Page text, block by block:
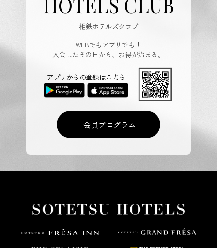
相鉄ホテルズクラブ
WEBでもアプリでも！
入会したその日から、お得が始まる。
会員プログラム
アプリからの登録はこちら